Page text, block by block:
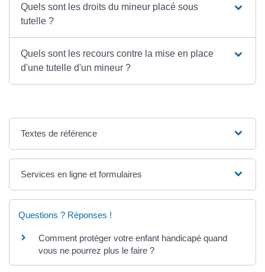
Quels sont les droits du mineur placé sous
tutelle ?
Quels sont les recours contre la mise en place
d'une tutelle d'un mineur ?
Textes de référence
Services en ligne et formulaires
Questions ? Réponses !
Comment protéger votre enfant handicapé quand
vous ne pourrez plus le faire ?